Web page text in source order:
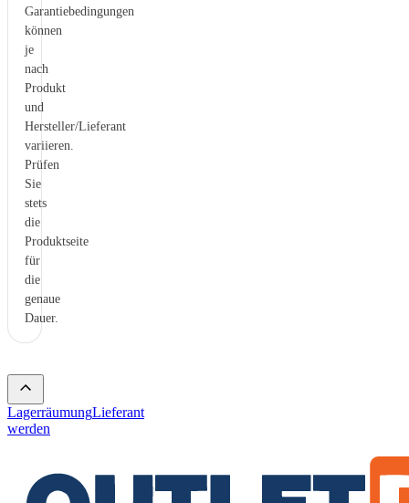
Garantiebedingungen
können
je
nach
Produkt
und
Hersteller/Lieferant
variieren.
Prüfen
Sie
stets
die
Produktseite
für
die
genaue
Dauer.
LagerräumungLieferant
werden